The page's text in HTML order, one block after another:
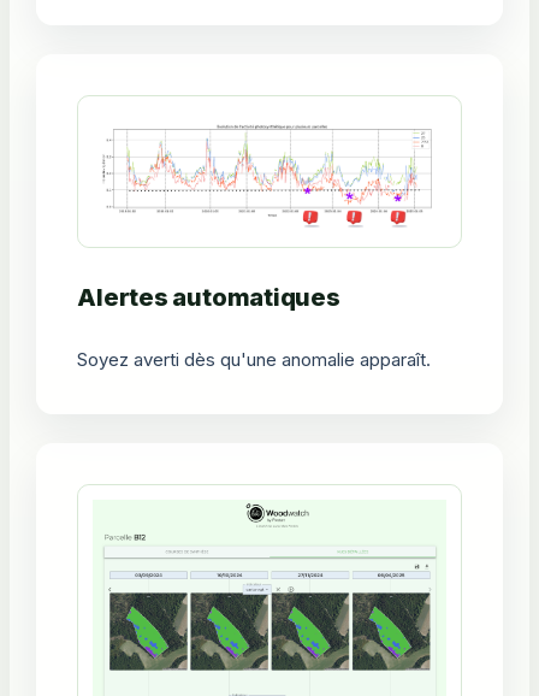
Alertes automatiques
Soyez averti dès qu'une anomalie apparaît.